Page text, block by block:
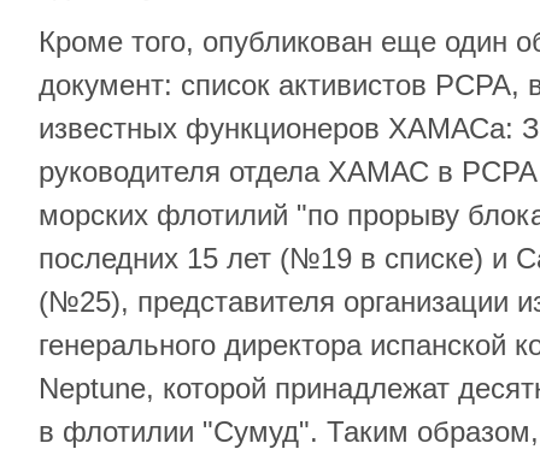
Кроме того, опубликован еще один
документ: список активистов
известных функционеров ХАМАСа:
руководителя отдела ХАМАС в PCPA
морских флотилий "по прорыву
последних 15 лет (№19 в списке) и
(№25), представителя организации
генерального директора испанской
Neptune, которой принадлежат
в флотилии "Сумуд". Таким